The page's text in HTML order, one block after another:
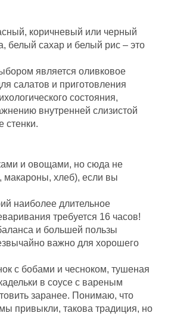
коричневый или черный
белый сахар и белый рис – это
является оливковое
салатов и приготовления
состояния,
внутренней слизистой
стенки.
и овощами, но сюда не
макароны, хлеб), если вы
наиболее длительное
требуется 16 часов!
и большей пользы
важно для хорошего
с бобами и чесноком, тушеная
в соусе с вареным
заранее. Понимаю, что
привыкли, такова традиция, но